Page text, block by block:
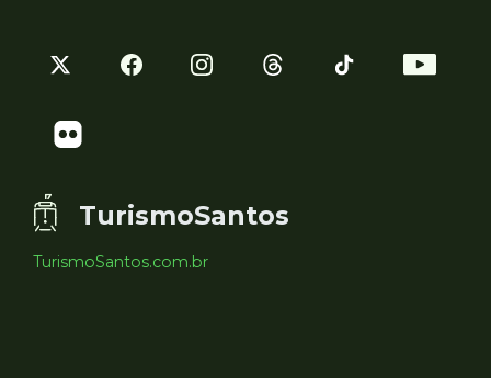
TurismoSantos
TurismoSantos.com.br